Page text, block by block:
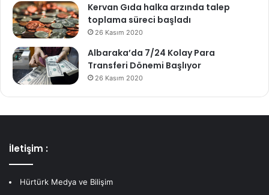
Kervan Gıda halka arzında talep
toplama süreci başladı
26 Kasım 2020
Albaraka’da 7/24 Kolay Para
Transferi Dönemi Başlıyor
26 Kasım 2020
İletişim :
Hürtürk Medya ve Bilişim